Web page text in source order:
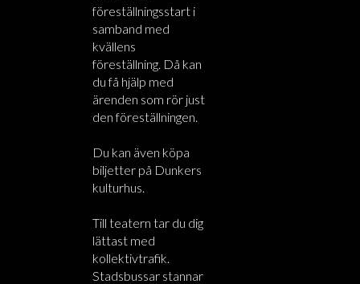
föreställningsstart i
samband med
kvällens
föreställning. Då kan
du få hjälp med
ärenden som rör just
den föreställningen.
Du kan även köpa
biljetter på Dunkers
kulturhus.
Till teatern tar du dig
lättast med
kollektivtrafik.
Stadsbussar stannar